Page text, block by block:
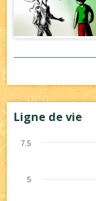
Ligne de vie
5
7.5